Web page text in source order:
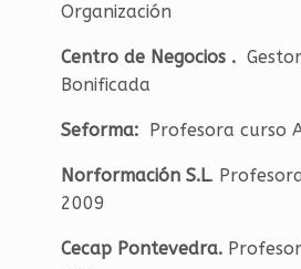
Organización
Centro de Negocios .
Bonificada
Seforma: Profesora curso
Norformación S.L.
2009
Cecap Pontevedra.